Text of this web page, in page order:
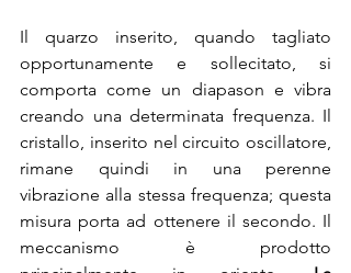
Il quarzo inserito, quando tagliato
opportunamente e sollecitato, si
comporta come un diapason e vibra
creando una determinata frequenza. Il
cristallo, inserito nel circuito oscillatore,
rimane quindi in una perenne
vibrazione alla stessa frequenza; questa
misura porta ad ottenere il secondo. Il
meccanismo è prodotto